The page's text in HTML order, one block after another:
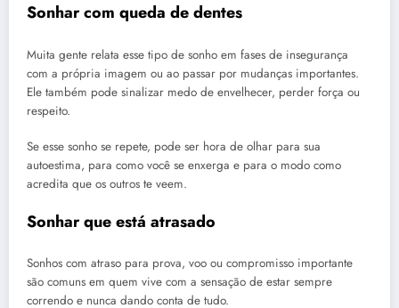
Sonhar com queda de dentes
Muita gente relata esse tipo de sonho em fases de insegurança
com a própria imagem ou ao passar por mudanças importantes.
Ele também pode sinalizar medo de envelhecer, perder força ou
respeito.
Se esse sonho se repete, pode ser hora de olhar para sua
autoestima, para como você se enxerga e para o modo como
acredita que os outros te veem.
Sonhar que está atrasado
Sonhos com atraso para prova, voo ou compromisso importante
são comuns em quem vive com a sensação de estar sempre
correndo e nunca dando conta de tudo.